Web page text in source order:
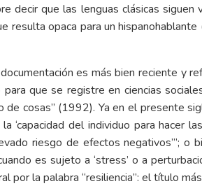
decir que las lenguas clásicas siguen
resulta opaca para un
es más bien reciente y
que se registre en ciencias
de cosas” (1992). Ya en el presente
‘capacidad del individuo para hacer
riesgo de efectos negativos’”; o
es sujeto a ‘stress’ o a
por la palabra “resiliencia”: el título